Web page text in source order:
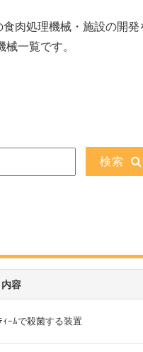
肉処理機械・施設の開発
一覧です。
検索
内容
ｰﾑで殺菌する装置